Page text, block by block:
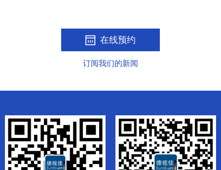
在线预约
订阅我们的新闻